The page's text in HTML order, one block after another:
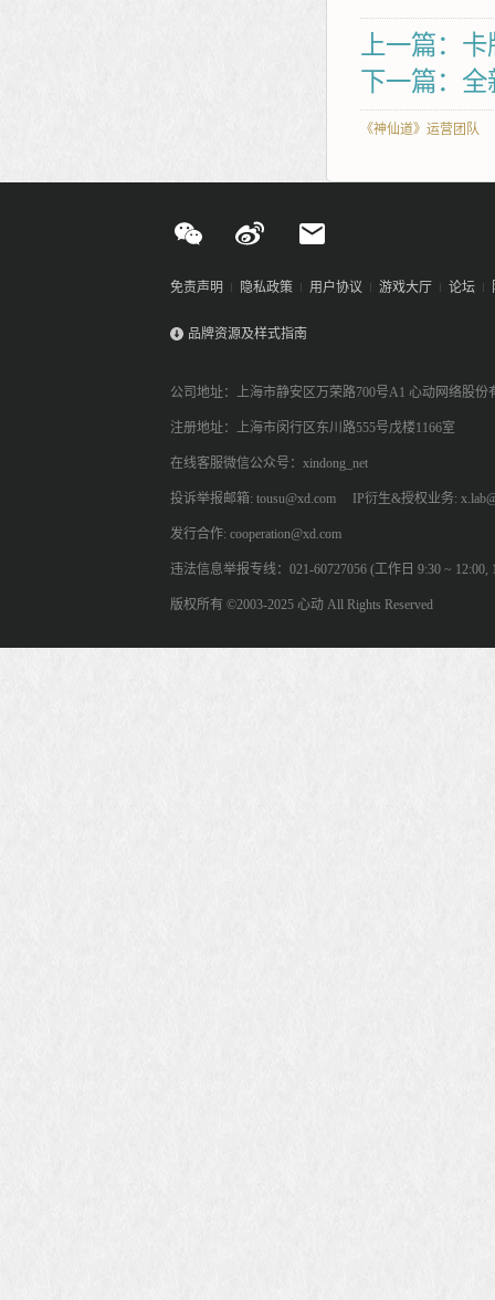
上一篇：
下一篇：
《神仙道》运营团队
免责声明 隐私政策 用户协议 游戏大厅 论坛
品牌资源及样式指南
公司地址：上海市静安区万荣路700号A1 心动网络股份
注册地址：上海市闵行区东川路555号戊楼1166室
在线客服微信公众号：xindong_net
投诉举报邮箱: tousu@xd.com IP衍生&授权业务:
发行合作: cooperation@xd.com
违法信息举报专线：021-60727056 (工作日 9:30 ~ 12:00,
版权所有 ©2003-2025 心动 All Rights Reserved